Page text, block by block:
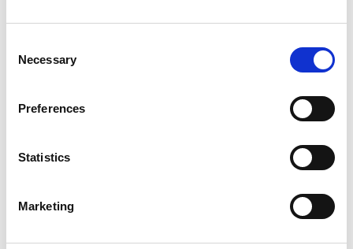
Selection
Necessary
Preferences
Statistics
Marketing